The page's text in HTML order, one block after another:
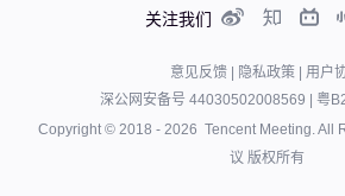
如何使用自定义布局？（二）
会议室连接器
什么是腾讯会议Rooms？
关注我们
意见反馈 隐私政策
用户
深公网安备号 44030502008569
粤
Copyright © 2018 - 2026 Tencent Meeting. All
议 版权所有